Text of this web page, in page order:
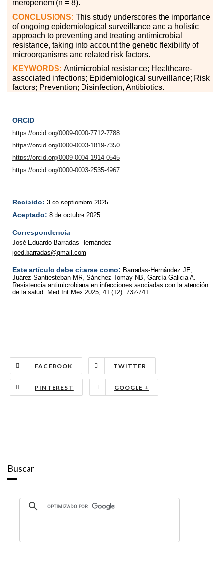
meropenem (n = 8).
CONCLUSIONS: This study underscores the importance
of ongoing epidemiological surveillance and a holistic
approach to preventing and treating antimicrobial
resistance, taking into account the genetic flexibility of
microorganisms and related risk factors.
KEYWORDS: Antimicrobial resistance; Healthcare-
associated infections; Epidemiological surveillance; Risk
factors; Prevention; Disinfection, Antibiotics.
ORCID
https://orcid.org/0009-0000-7712-7788
https://orcid.org/0000-0003-1819-7350
https://orcid.org/0009-0004-1914-0545
https://orcid.org/0000-0003-2535-4967
Recibido: 3 de septiembre 2025
Aceptado: 8 de octubre 2025
Correspondencia
José Eduardo Barradas Hernández
joed.barradas@gmail.com
Este artículo debe citarse como: Barradas-Hernández JE,
Juárez-Santiesteban MR, Sánchez-Tomay NB, García-Galicia A.
Resistencia antimicrobiana en infecciones asociadas con la atención
de la salud. Med Int Méx 2025; 41 (12): 732-741.
FACEBOOK TWITTER
PINTEREST GOOGLE +
Buscar